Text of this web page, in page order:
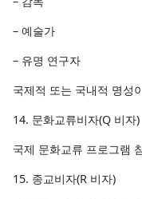
– 예술가
– 유명 연구자
국제적 또는 국내적 명성
14. 문화교류비자(Q 비자)
국제 문화교류 프로그램
15. 종교비자(R 비자)